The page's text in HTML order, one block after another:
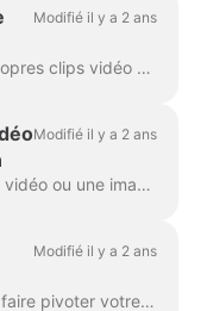
Modifié il y a 2 ans
Vous pouvez télécharger vos propres clips vidéo et images sur Wave.video et créer des vidéos avec eux. Vous pouvez mélanger et assortir vos propres fichiers multimédias avec ceux qui ...
Modifié il y a 2 ans
Imaginez : vous avez choisi une vidéo ou une image de fond parfaite dans Wave.video, vous y avez ajouté votre texte et votre logo... puis vous vous êtes rendu compte que vous vouliez changer le...
Modifié il y a 2 ans
Dans Wave.video, vous pouvez faire pivoter votre clip vidéo ou votre image. Afin de faire pivoter le clip vidéo/l'image, veuillez vous rendre à l'étape "Editer" et choisir le ...